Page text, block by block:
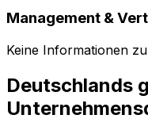
Management &
Keine Informationen
Deutschlands